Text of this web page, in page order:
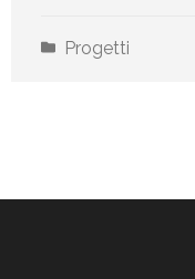
Progetti